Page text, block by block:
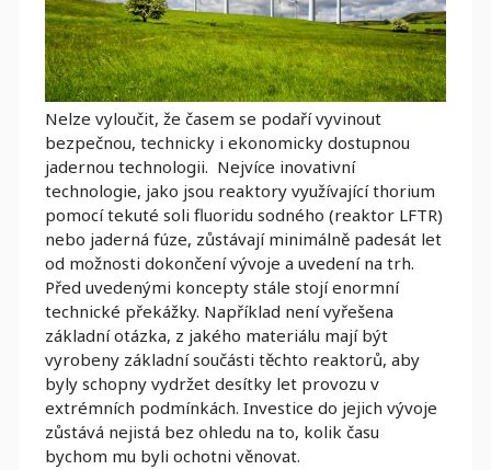
Nelze vyloučit, že časem se podaří vyvinout
bezpečnou, technicky i ekonomicky dostupnou
jadernou technologii. Nejvíce inovativní
technologie, jako jsou reaktory využívající thorium
pomocí tekuté soli fluoridu sodného (reaktor LFTR)
nebo jaderná fúze, zůstávají minimálně padesát let
od možnosti dokončení vývoje a uvedení na trh.
Před uvedenými koncepty stále stojí enormní
technické překážky. Například není vyřešena
základní otázka, z jakého materiálu mají být
vyrobeny základní součásti těchto reaktorů, aby
byly schopny vydržet desítky let provozu v
extrémních podmínkách. Investice do jejich vývoje
zůstává nejistá bez ohledu na to, kolik času
bychom mu byli ochotni věnovat.